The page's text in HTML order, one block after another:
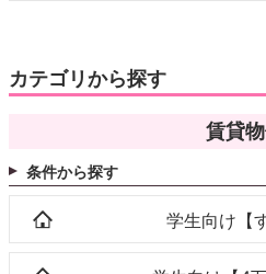
カテゴリから探す
賃貸
条件から探す
学生向け【